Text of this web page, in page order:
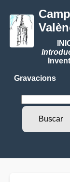
Gravacions